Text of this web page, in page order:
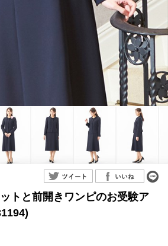
トと前開きワンピのお受験ア